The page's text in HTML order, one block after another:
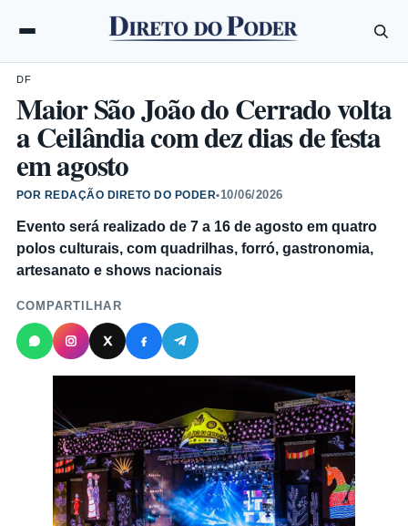
DF
Maior São João do Cerrado volta
a Ceilândia com dez dias de festa
em agosto
POR REDAÇÃO DIRETO DO PODER•10/06/2026
Evento será realizado de 7 a 16 de agosto em quatro
polos culturais, com quadrilhas, forró, gastronomia,
artesanato e shows nacionais
COMPARTILHAR